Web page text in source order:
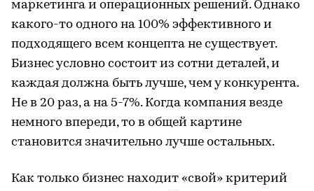
маркетинга и операционных решений. Однако
какого-то одного на 100% эффективного и
подходящего всем концепта не существует.
Бизнес условно состоит из сотни деталей, и
каждая должна быть лучше, чем у конкурента.
Не в 20 раз, а на 5-7%. Когда компания везде
немного впереди, то в общей картине
становится значительно лучше остальных.
Как только бизнес находит «свой» критерий